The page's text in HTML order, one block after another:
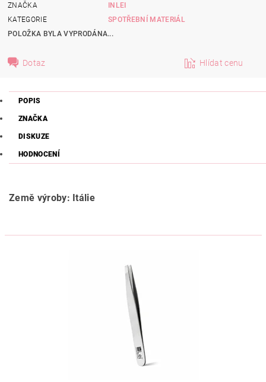
ZNAČKA
INLEI
KATEGORIE
SPOTŘEBNÍ MATERIÁL
POLOŽKA BYLA VYPRODÁNA...
Dotaz Hlídat cenu
POPIS
ZNAČKA
DISKUZE
HODNOCENÍ
Země výroby: Itálie